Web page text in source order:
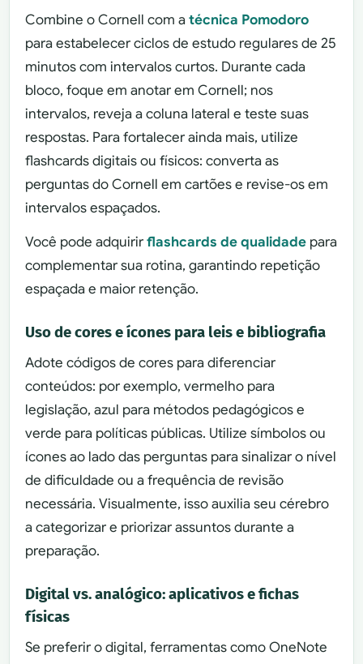
Combine o Cornell com atécnica Pomodoro
para estabelecer ciclos de estudo regulares de 25
minutos com intervalos curtos. Durante cada
bloco, foque em anotar em Cornell; nos
intervalos, reveja a coluna lateral e teste suas
respostas. Para fortalecer ainda mais, utilize
flashcards digitais ou físicos: converta as
perguntas do Cornell em cartões e revise-os em
intervalos espaçados.
Você pode adquirirflashcards de qualidade para
complementar sua rotina, garantindo repetição
espaçada e maior retenção.
Uso de cores e ícones para leis e bibliografia
Adote códigos de cores para diferenciar
conteúdos: por exemplo, vermelho para
legislação, azul para métodos pedagógicos e
verde para políticas públicas. Utilize símbolos ou
ícones ao lado das perguntas para sinalizar o nível
de dificuldade ou a frequência de revisão
necessária. Visualmente, isso auxilia seu cérebro
a categorizar e priorizar assuntos durante a
preparação.
Digital vs. analógico: aplicativos e fichas
físicas
Se preferir o digital, ferramentas como OneNote